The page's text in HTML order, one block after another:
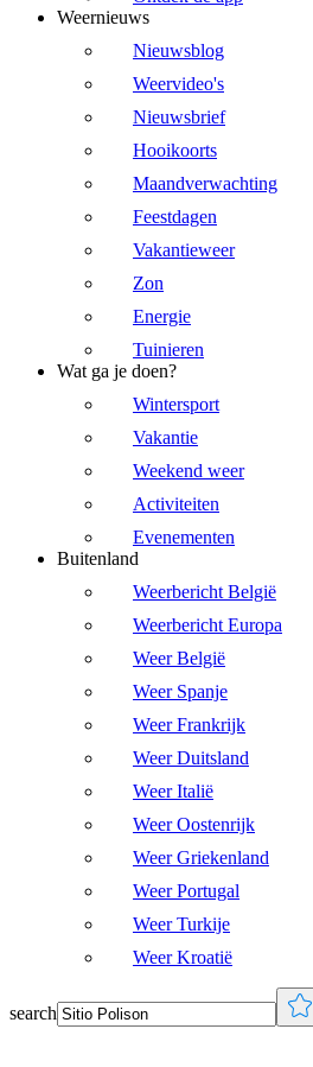
Weernieuws
Nieuwsblog
Weervideo's
Nieuwsbrief
Hooikoorts
Maandverwachting
Feestdagen
Vakantieweer
Zon
Energie
Tuinieren
Wat ga je doen?
Wintersport
Vakantie
Weekend weer
Activiteiten
Evenementen
Buitenland
Weerbericht België
Weerbericht Europa
Weer België
Weer Spanje
Weer Frankrijk
Weer Duitsland
Weer Italië
Weer Oostenrijk
Weer Griekenland
Weer Portugal
Weer Turkije
Weer Kroatië
search